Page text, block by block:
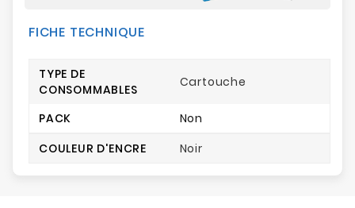
FICHE TECHNIQUE
TYPE DE
CONSOMMABLES
Cartouche
PACK
Non
COULEUR D'ENCRE
Noir